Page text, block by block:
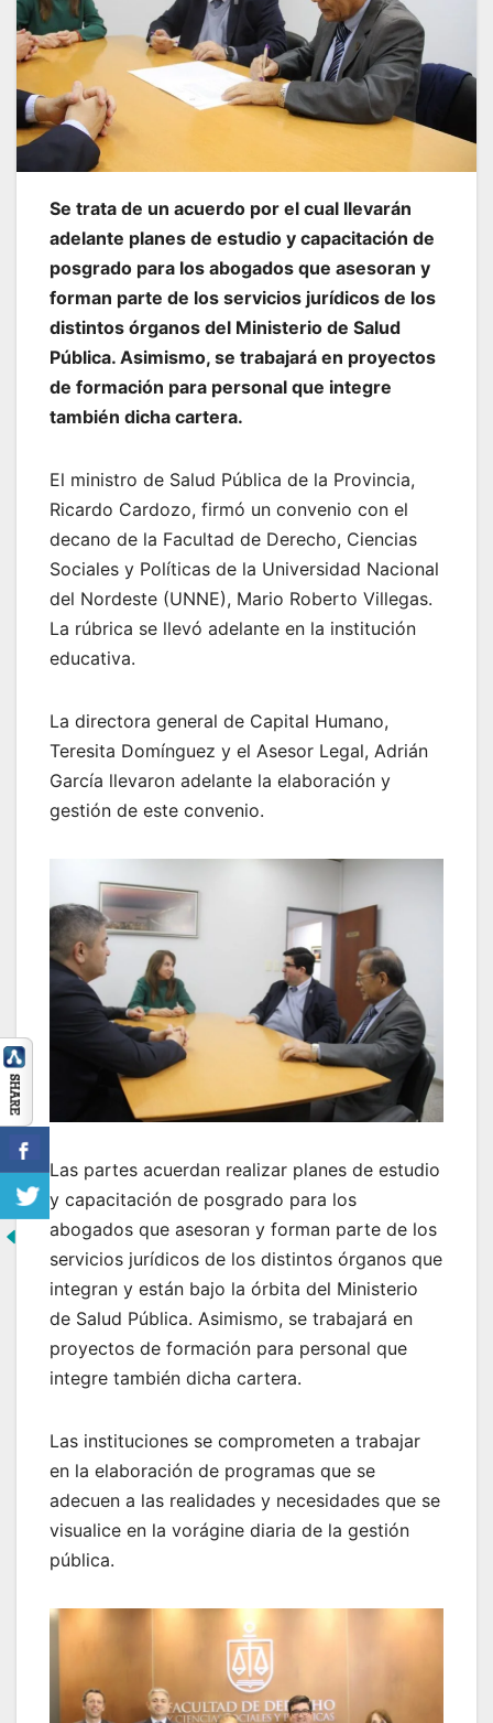
Se trata de un acuerdo por el cual llevarán
adelante planes de estudio y capacitación de
posgrado para los abogados que asesoran y
forman parte de los servicios jurídicos de los
distintos órganos del Ministerio de Salud
Pública. Asimismo, se trabajará en proyectos
de formación para personal que integre
también dicha cartera.
El ministro de Salud Pública de la Provincia,
Ricardo Cardozo, firmó un convenio con el
decano de la Facultad de Derecho, Ciencias
Sociales y Políticas de la Universidad Nacional
del Nordeste (UNNE), Mario Roberto Villegas.
La rúbrica se llevó adelante en la institución
educativa.
La directora general de Capital Humano,
Teresita Domínguez y el Asesor Legal, Adrián
García llevaron adelante la elaboración y
gestión de este convenio.
Las partes acuerdan realizar planes de estudio
y capacitación de posgrado para los
abogados que asesoran y forman parte de los
servicios jurídicos de los distintos órganos que
integran y están bajo la órbita del Ministerio
de Salud Pública. Asimismo, se trabajará en
proyectos de formación para personal que
integre también dicha cartera.
Las instituciones se comprometen a trabajar
en la elaboración de programas que se
adecuen a las realidades y necesidades que se
visualice en la vorágine diaria de la gestión
pública.